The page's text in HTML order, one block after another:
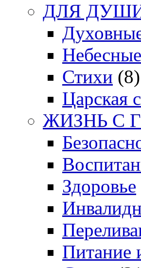
ДЛЯ
Стихи (8)
Царская
ЖИЗНЬ С
Здоровье
Питание